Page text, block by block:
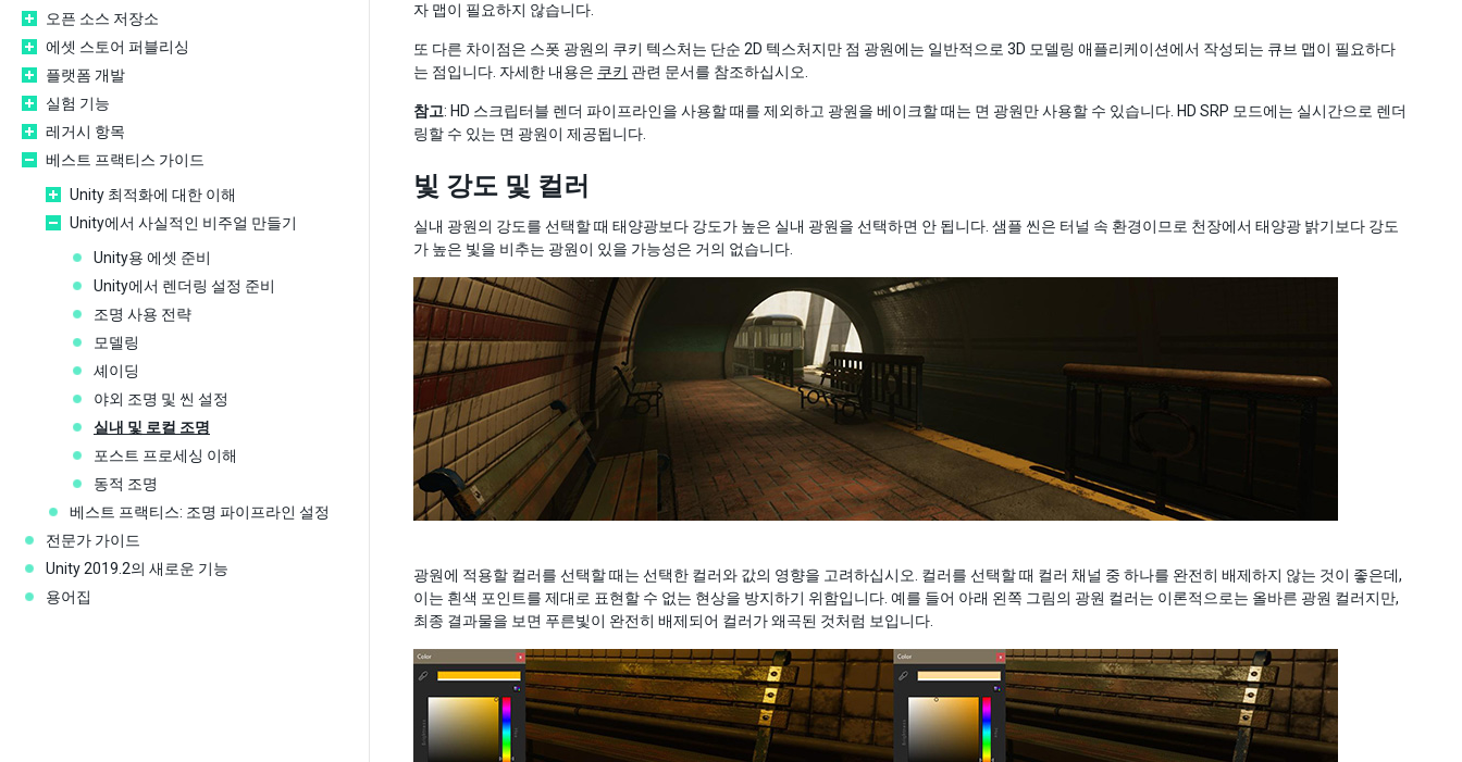
오픈 소스 저장소
에셋 스토어 퍼블리싱
플랫폼 개발
실험 기능
레거시 항목
베스트 프랙티스 가이드
Unity 최적화에 대한 이해
Unity에서 사실적인 비주얼 만들기
Unity용 에셋 준비
Unity에서 렌더링 설정 준비
조명 사용 전략
모델링
셰이딩
야외 조명 및 씬 설정
실내 및 로컬 조명
포스트 프로세싱 이해
동적 조명
베스트 프랙티스: 조명 파이프라인 설정
전문가 가이드
Unity 2019.2의 새로운 기능
용어집
자 맵이 필요하지 않습니다.
또 다른 차이점은 스폿 광원의 쿠키 텍스처는 단순 2D 텍스처지만 점 광원에는 일반적으로 3D 모델링 애플리케이션에서 작성되는 큐브 맵이 필요하다
는 점입니다. 자세한 내용은 쿠키 관련 문서를 참조하십시오.
참고: HD 스크립터블 렌더 파이프라인을 사용할 때를 제외하고 광원을 베이크할 때는 면 광원만 사용할 수 있습니다. HD SRP 모드에는 실시간으로 렌더
링할 수 있는 면 광원이 제공됩니다.
빛 강도 및 컬러
실내 광원의 강도를 선택할 때 태양광보다 강도가 높은 실내 광원을 선택하면 안 됩니다. 샘플 씬은 터널 속 환경이므로 천장에서 태양광 밝기보다 강도
가 높은 빛을 비추는 광원이 있을 가능성은 거의 없습니다.
광원에 적용할 컬러를 선택할 때는 선택한 컬러와 값의 영향을 고려하십시오. 컬러를 선택할 때 컬러 채널 중 하나를 완전히 배제하지 않는 것이 좋은데,
이는 흰색 포인트를 제대로 표현할 수 없는 현상을 방지하기 위함입니다. 예를 들어 아래 왼쪽 그림의 광원 컬러는 이론적으로는 올바른 광원 컬러지만,
최종 결과물을 보면 푸른빛이 완전히 배제되어 컬러가 왜곡된 것처럼 보입니다.